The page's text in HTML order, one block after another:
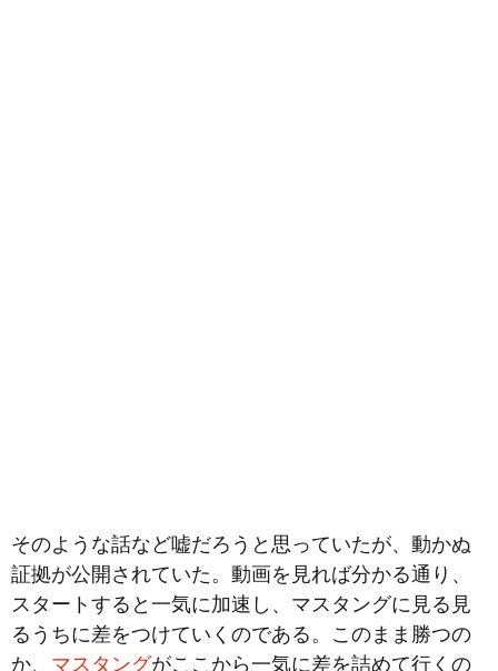
そのような話など嘘だろうと思っていたが、動かぬ
証拠が公開されていた。動画を見れば分かる通り、
スタートすると一気に加速し、マスタングに見る見
るうちに差をつけていくのである。このまま勝つの
か、 マスタングがここから一気に差を詰めて行くの